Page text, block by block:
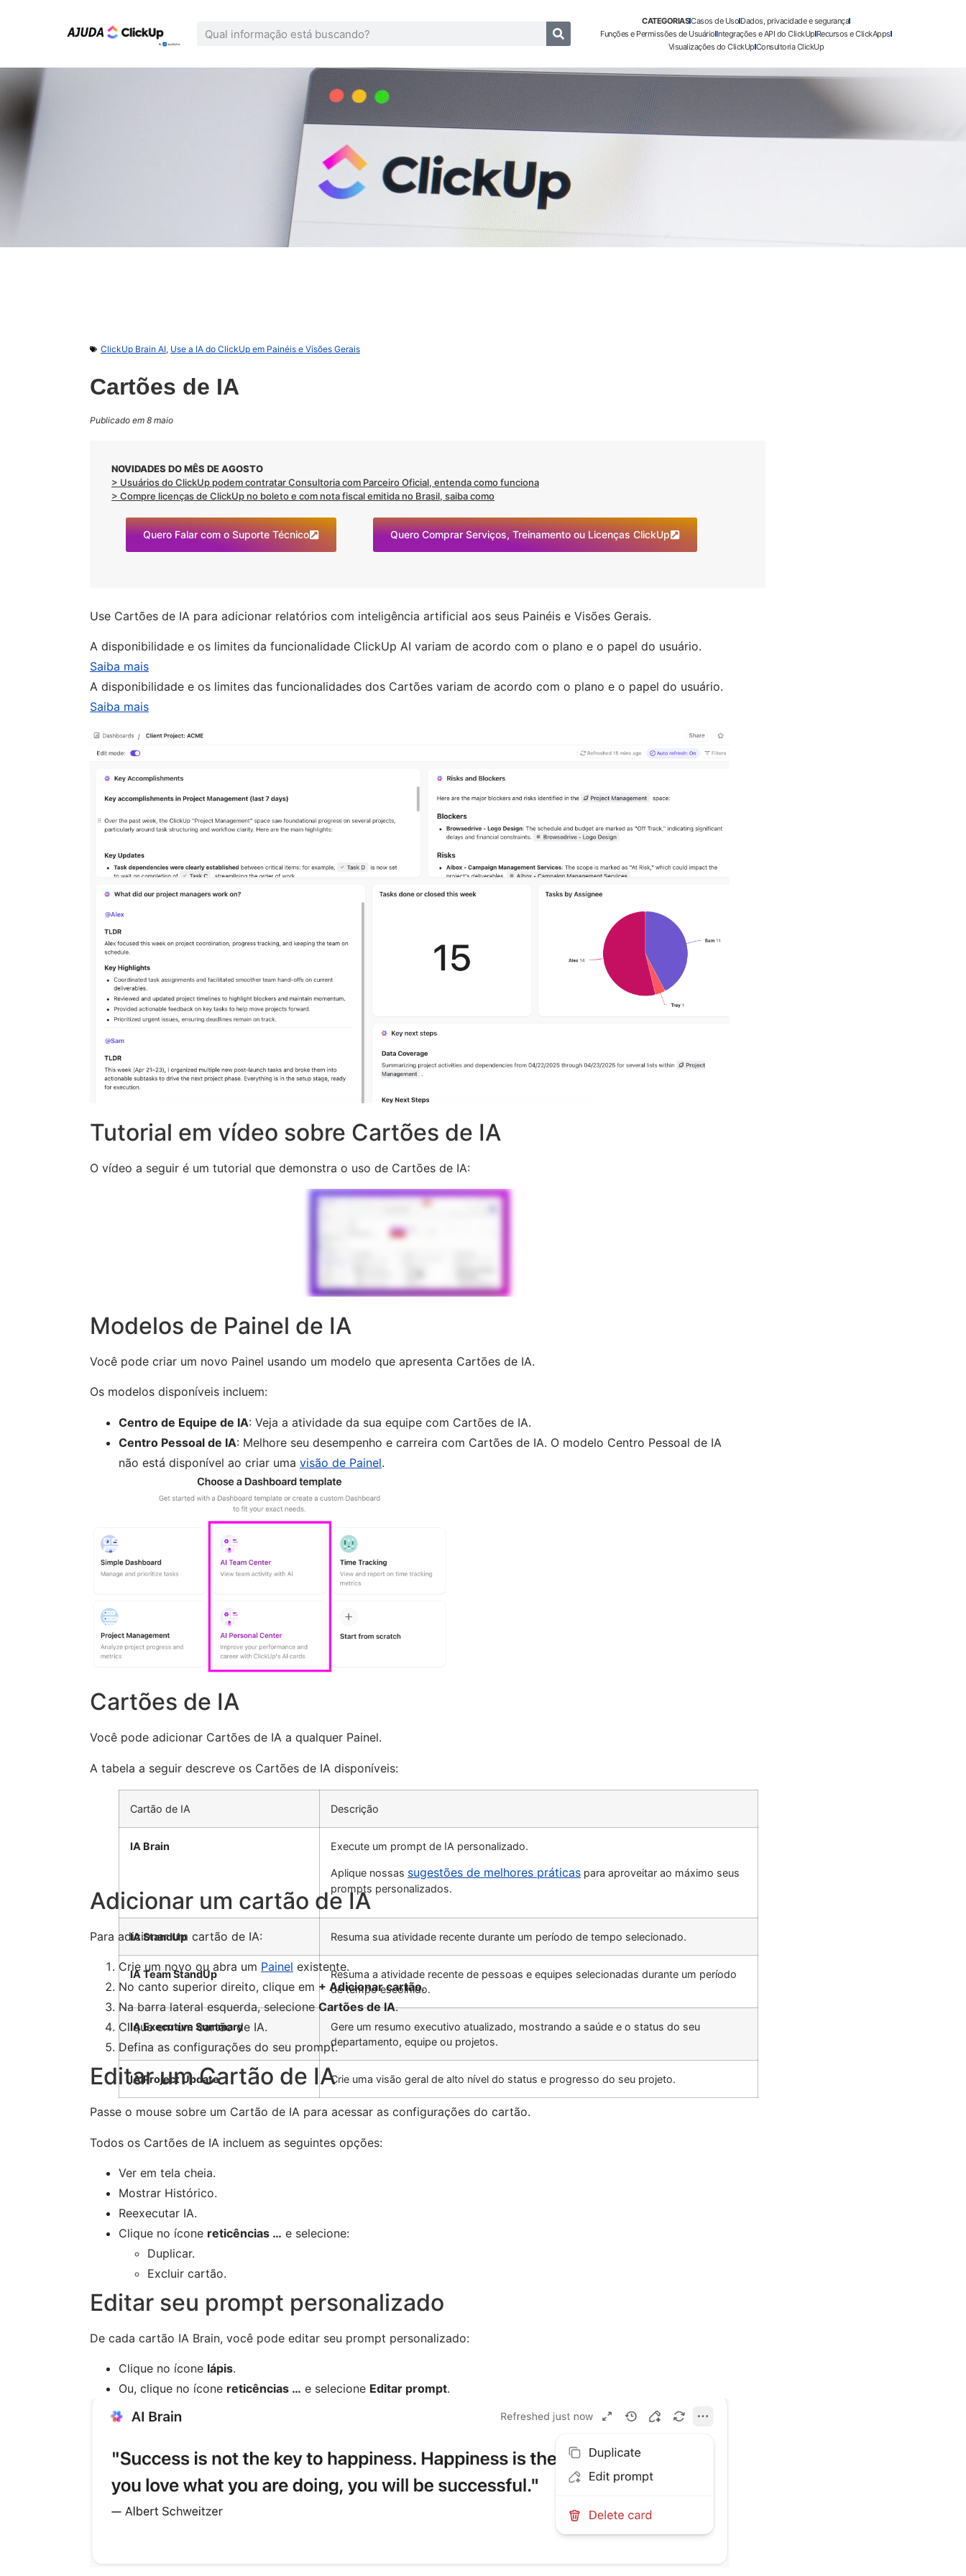
CATEGORIASCasos de Uso Dados, privacidade e segurança
Funções e Permissões de UsuárioIntegrações e API do ClickUpRecursos e ClickApps
Visualizações do ClickUpConsultoria ClickUp
ClickUp Brain AI, Use a IA do ClickUp em Painéis e Visões Gerais
Cartões de IA
Publicado em 8 maio
NOVIDADES DO MÊS DE AGOSTO
> Usuários do ClickUp podem contratar Consultoria com Parceiro Oficial, entenda como funciona
> Compre licenças de ClickUp no boleto e com nota fiscal emitida no Brasil, saiba como
Quero Falar com o Suporte Técnico Quero Comprar Serviços, Treinamento ou Licenças ClickUp
Use Cartões de IA para adicionar relatórios com inteligência artificial aos seus Painéis e Visões Gerais.
A disponibilidade e os limites da funcionalidade ClickUp AI variam de acordo com o plano e o papel do usuário.
Saiba mais
A disponibilidade e os limites das funcionalidades dos Cartões variam de acordo com o plano e o papel do usuário.
Saiba mais
Tutorial em vídeo sobre Cartões de IA
O vídeo a seguir é um tutorial que demonstra o uso de Cartões de IA:
Modelos de Painel de IA
Você pode criar um novo Painel usando um modelo que apresenta Cartões de IA.
Os modelos disponíveis incluem:
Centro de Equipe de IA: Veja a atividade da sua equipe com Cartões de IA.
Centro Pessoal de IA: Melhore seu desempenho e carreira com Cartões de IA. O modelo Centro Pessoal de IA
não está disponível ao criar uma visão de Painel.
Cartões de IA
Você pode adicionar Cartões de IA a qualquer Painel.
A tabela a seguir descreve os Cartões de IA disponíveis:
Cartão de IA Descrição
IA Brain Execute um prompt de IA personalizado.
Aplique nossas sugestões de melhores práticas para aproveitar ao máximo seus
prompts personalizados.
IA StandUp Resuma sua atividade recente durante um período de tempo selecionado.
IA Team StandUp
Resuma a atividade recente de pessoas e equipes selecionadas durante um período
de tempo escolhido.
IA Executive Summary
Gere um resumo executivo atualizado, mostrando a saúde e o status do seu
departamento, equipe ou projetos.
IA Project Update Crie uma visão geral de alto nível do status e progresso do seu projeto.
Adicionar um cartão de IA
Para adicionar um cartão de IA:
Crie um novo ou abra um Painel existente.
No canto superior direito, clique em + Adicionar cartão.
Na barra lateral esquerda, selecioneCartões de IA.
Clique em um cartão de IA.
Defina as configurações do seu prompt.
Editar um Cartão de IA
Passe o mouse sobre um Cartão de IA para acessar as configurações do cartão.
Todos os Cartões de IA incluem as seguintes opções:
Ver em tela cheia.
Mostrar Histórico.
Reexecutar IA.
Clique no ícone reticências … e selecione:
Duplicar.
Excluir cartão.
Editar seu prompt personalizado
De cada cartão IA Brain, você pode editar seu prompt personalizado:
Clique no ícone lápis.
Ou, clique no ícone reticências … e selecione Editar prompt.